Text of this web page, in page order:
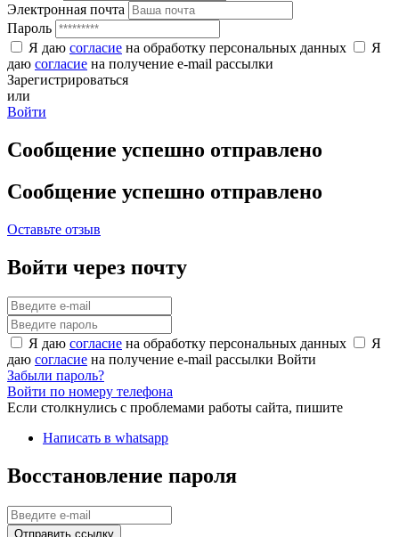
Электронная почта
Пароль
Я даю согласие на обработку персональных данных
Я
даю согласие на получение e-mail рассылки
Зарегистрироваться
или
Войти
Сообщение успешно отправлено
Сообщение успешно отправлено
Оставьте отзыв
Войти через почту
Я даю согласие на обработку персональных данных
Я
даю согласие на получение e-mail рассылки Войти
Забыли пароль?
Войти по номеру телефона
Если столкнулись с проблемами работы сайта, пишите
Написать в whatsapp
Восстановление пароля
Отправить ссылку